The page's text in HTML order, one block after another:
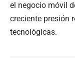
el negocio móvil
creciente presión
tecnológicas.